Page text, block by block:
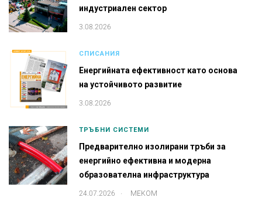
индустриален сектор
3.08.2026
СПИСАНИЯ
Енергийната ефективност като основа
на устойчивото развитие
3.08.2026
ТРЪБНИ СИСТЕМИ
Предварително изолирани тръби за
енергийно ефективна и модерна
образователна инфраструктура
24.07.2026 МЕКОМ